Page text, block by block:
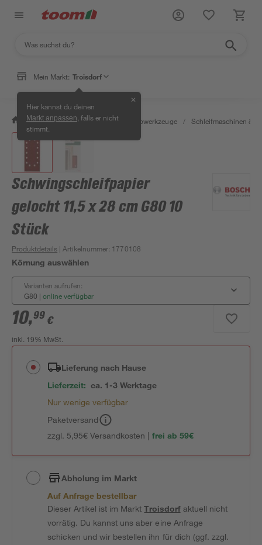
Mein Markt: Troisdorf
Hier kannst du deinen
Markt anpassen , falls er nicht
stimmt.
✕
/ Werkstatt & Maschinen / Elektrowerkzeuge / Schleifmaschinen &
Schwingschleifpapier
gelocht 11,5 x 28 cm G80 10
Stück
Produktdetails | Artikelnummer: 1770108
Körnung auswählen
Varianten aufrufen:
G80 | online verfügbar
10,99 €
inkl. 19% MwSt.
Lieferung nach Hause
Lieferzeit: ca. 1-3 Werktage
Nur wenige verfügbar
Paketversand
zzgl. 5,95€ Versandkosten | frei ab 59€
Abholung im Markt
Auf Anfrage bestellbar
Dieser Artikel ist im MarktTroisdorfaktuell nicht
vorrätig. Du kannst uns aber eine Anfrage
schicken und wir bestellen ihn für dich (ggf. zzgl.